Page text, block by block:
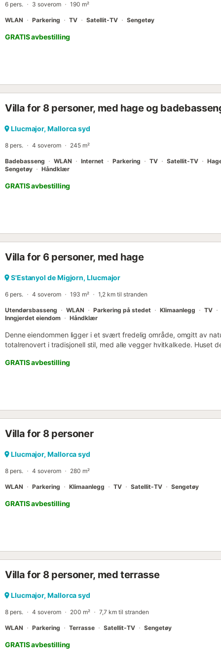
av La Seu-katedralen, Castillo de Bel...
6 pers. 3 soverom 190 m²
WLAN Parkering TV Satellit-TV Sengetøy
GRATIS avbestilling
Villa for 8 personer, med hage og
Llucmajor, Mallorca syd
8 pers. 4 soverom 245 m²
Badebasseng WLAN Internet Parkering TV Satellit-TV
Sengetøy
Håndklær
GRATIS avbestilling
Villa for 6 personer, med hage
S'Estanyol de Migjorn, Llucmajor
6 pers. 4 soverom 193 m² 1,2 km til stranden
Utendørsbasseng WLAN Parkering på stedet Klimaanlegg TV
Inngjerdet eiendom
Håndklær
Denne eiendommen ligger i et svært fredelig område, omgitt av
totalrenovert i tradisjonell stil, med alle vegger hvitkalkede. Huset
Fi. I første etasje finner du to soverom – ett med dobbeltseng, det
innebygde garderober – et bad med dusj og et fullt utstyrt
en terrasse med utsikt over omgivelsene. Klimaanlegg og
skogen, og tilbyr et fantastisk sted å slappe av og koble av. Havet
Butikker og restauranter ligger 1,5 km unna i Sa Ràpita, hvor du
og anvist sted er oppgitt på eiendommen....
GRATIS avbestilling
Villa for 8 personer
Llucmajor, Mallorca syd
8 pers. 4 soverom 280 m²
WLAN Parkering Klimaanlegg TV Satellit-TV Sengetøy
GRATIS avbestilling
Villa for 8 personer, med terrasse
Llucmajor, Mallorca syd
8 pers. 4 soverom 200 m² 7,7 km til stranden
WLAN Parkering Terrasse Satellit-TV Sengetøy
GRATIS avbestilling